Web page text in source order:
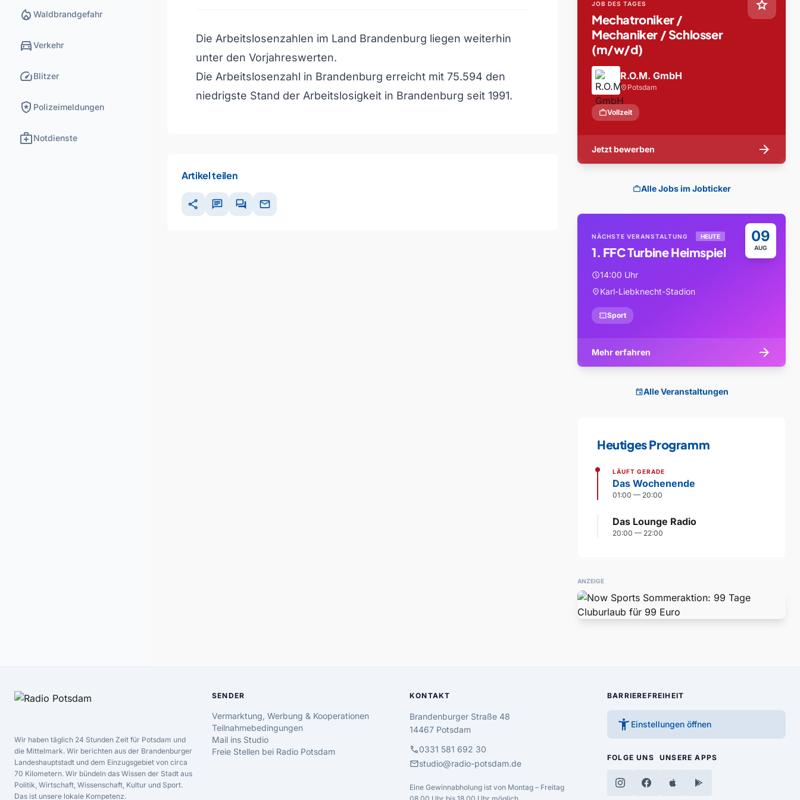
local_fire_department Waldbrandgefahr
directions_carVerkehr
speedBlitzer
local_police Polizeimeldungen
medical_servicesNotdienste
Die Arbeitslosenzahlen im Land Brandenburg liegen weiterhin
unter den Vorjahreswerten.
Die Arbeitslosenzahl in Brandenburg erreicht mit 75.594 den
niedrigste Stand der Arbeitslosigkeit in Brandenburg seit 1991.
Artikel teilen
share chat forum mail
star
JOB DES TAGES
Mechatroniker /
Mechaniker / Schlosser
(m/w/d)
R.O.M. GmbH
location_on Potsdam
workVollzeit
Jetzt bewerben arrow_forward
workAlle Jobs im Jobticker
09
AUG
NÄCHSTE VERANSTALTUNG HEUTE
1. FFC Turbine Heimspiel
schedule14:00 Uhr
location_onKarl-Liebknecht-Stadion
confirmation_numberSport
Mehr erfahren arrow_forward
eventAlle Veranstaltungen
Heutiges Programm
LÄUFT GERADE
Das Wochenende
01:00 — 20:00
Das Lounge Radio
20:00 — 22:00
ANZEIGE
Wir haben täglich 24 Stunden Zeit für Potsdam und
die Mittelmark. Wir berichten aus der Brandenburger
Landeshauptstadt und dem Einzugsgebiet von circa
70 Kilometern. Wir bündeln das Wissen der Stadt aus
Politik, Wirtschaft, Wissenschaft, Kultur und Sport.
Das ist unsere lokale Kompetenz.
SENDER
Vermarktung, Werbung & Kooperationen
Teilnahmebedingungen
Mail ins Studio
Freie Stellen bei Radio Potsdam
KONTAKT
Brandenburger Straße 48
14467 Potsdam
call0331 581 692 30
mailstudio@radio-potsdam.de
Eine Gewinnabholung ist von Montag – Freitag
BARRIEREFREIHEIT
accessibility_new Einstellungen öffnen
FOLGE UNS UNSERE APPS